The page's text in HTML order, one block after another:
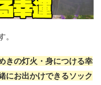
きの灯火・身につける幸
にお出かけできるソック